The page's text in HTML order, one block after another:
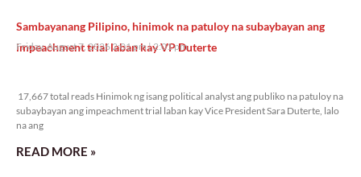
Sambayanang Pilipino, hinimok na patuloy na subaybayan ang
impeachment trial laban kay VP Duterte
Friday, August 7, 2026 2:01 pm 2:01 pm
17,667 total reads Hinimok ng isang political analyst ang publiko na patuloy na
subaybayan ang impeachment trial laban kay Vice President Sara Duterte, lalo
na ang
READ MORE »